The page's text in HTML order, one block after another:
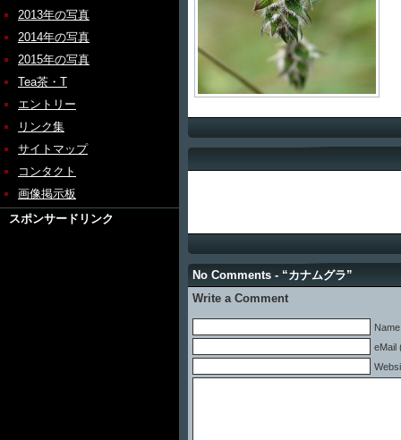
2013年の写真
2014年の写真
2015年の写真
Tea茶・T
エントリー
リンク集
サイトマップ
コンタクト
画像掲示板
スポンサードリンク
No Comments - “カナムグラ”
Write a Comment
eMail